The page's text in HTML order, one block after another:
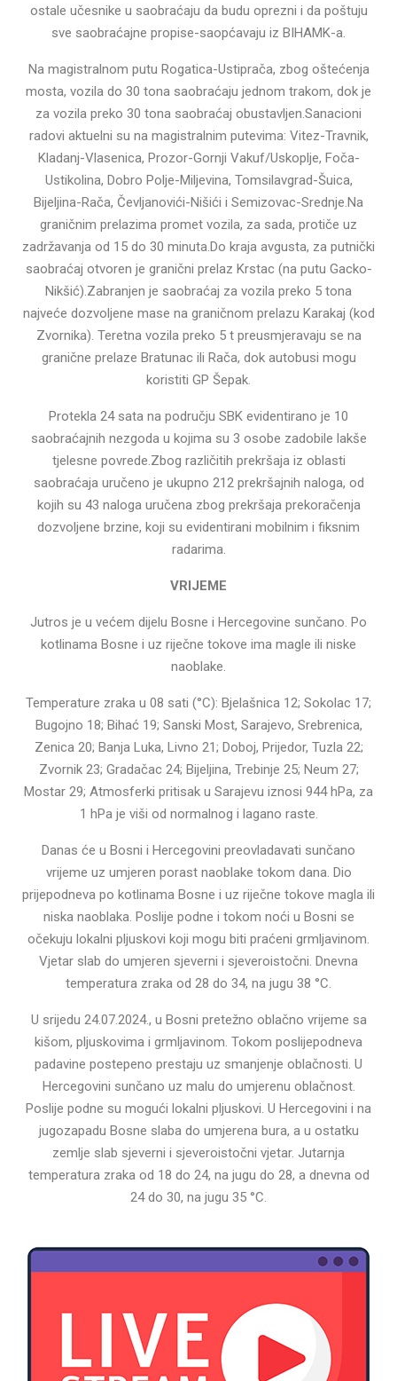
ostale učesnike u saobraćaju da budu oprezni i da poštuju
sve saobraćajne propise-saopćavaju iz BIHAMK-a.
Na magistralnom putu Rogatica-Ustiprača, zbog oštećenja
mosta, vozila do 30 tona saobraćaju jednom trakom, dok je
za vozila preko 30 tona saobraćaj obustavljen.Sanacioni
radovi aktuelni su na magistralnim putevima: Vitez-Travnik,
Kladanj-Vlasenica, Prozor-Gornji Vakuf/Uskoplje, Foča-
Ustikolina, Dobro Polje-Miljevina, Tomsilavgrad-Šuica,
Bijeljina-Rača, Čevljanovići-Nišići i Semizovac-Srednje.Na
graničnim prelazima promet vozila, za sada, protiče uz
zadržavanja od 15 do 30 minuta.Do kraja avgusta, za putnički
saobraćaj otvoren je granični prelaz Krstac (na putu Gacko-
Nikšić).Zabranjen je saobraćaj za vozila preko 5 tona
najveće dozvoljene mase na graničnom prelazu Karakaj (kod
Zvornika). Teretna vozila preko 5 t preusmjeravaju se na
granične prelaze Bratunac ili Rača, dok autobusi mogu
koristiti GP Šepak.
Protekla 24 sata na području SBK evidentirano je 10
saobraćajnih nezgoda u kojima su 3 osobe zadobile lakše
tjelesne povrede.Zbog različitih prekršaja iz oblasti
saobraćaja uručeno je ukupno 212 prekršajnih naloga, od
kojih su 43 naloga uručena zbog prekršaja prekoračenja
dozvoljene brzine, koji su evidentirani mobilnim i fiksnim
radarima.
VRIJEME
Jutros je u većem dijelu Bosne i Hercegovine sunčano. Po
kotlinama Bosne i uz riječne tokove ima magle ili niske
naoblake.
Temperature zraka u 08 sati (°C): Bjelašnica 12; Sokolac 17;
Bugojno 18; Bihać 19; Sanski Most, Sarajevo, Srebrenica,
Zenica 20; Banja Luka, Livno 21; Doboj, Prijedor, Tuzla 22;
Zvornik 23; Gradačac 24; Bijeljina, Trebinje 25; Neum 27;
Mostar 29; Atmosferki pritisak u Sarajevu iznosi 944 hPa, za
1 hPa je viši od normalnog i lagano raste.
Danas će u Bosni i Hercegovini preovladavati sunčano
vrijeme uz umjeren porast naoblake tokom dana. Dio
prijepodneva po kotlinama Bosne i uz riječne tokove magla ili
niska naoblaka. Poslije podne i tokom noći u Bosni se
očekuju lokalni pljuskovi koji mogu biti praćeni grmljavinom.
Vjetar slab do umjeren sjeverni i sjeveroistočni. Dnevna
temperatura zraka od 28 do 34, na jugu 38 °C.
U srijedu 24.07.2024., u Bosni pretežno oblačno vrijeme sa
kišom, pljuskovima i grmljavinom. Tokom poslijepodneva
padavine postepeno prestaju uz smanjenje oblačnosti. U
Hercegovini sunčano uz malu do umjerenu oblačnost.
Poslije podne su mogući lokalni pljuskovi. U Hercegovini i na
jugozapadu Bosne slaba do umjerena bura, a u ostatku
zemlje slab sjeverni i sjeveroistočni vjetar. Jutarnja
temperatura zraka od 18 do 24, na jugu do 28, a dnevna od
24 do 30, na jugu 35 °C.